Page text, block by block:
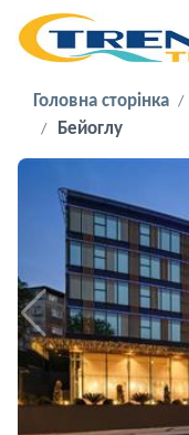
Головна сторінка
Бейоглу